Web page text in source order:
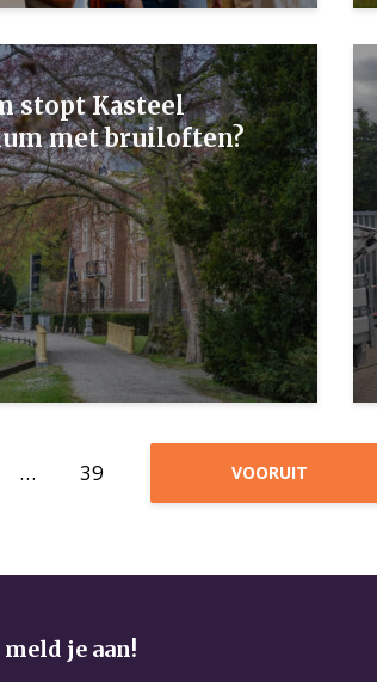
stopt Kasteel
met bruiloften?
… 39 VOORUIT
je aan!